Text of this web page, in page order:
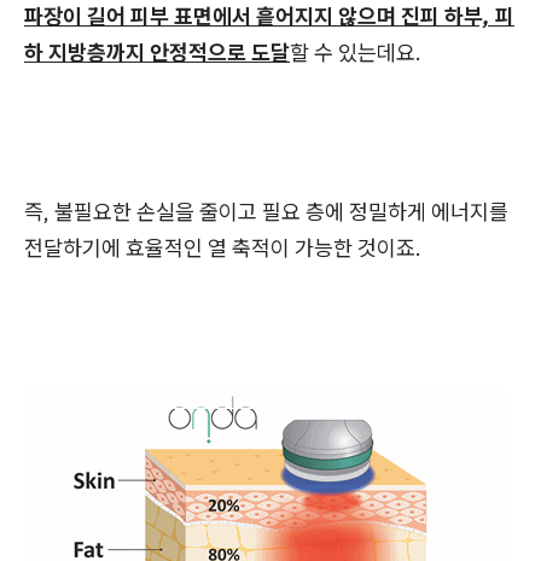
파장이 길어 피부 표면에서 흩어지지 않으며 진피 하부, 피
하 지방층까지 안정적으로 도달할 수 있는데요.
즉, 불필요한 손실을 줄이고 필요 층에 정밀하게 에너지를
전달하기에 효율적인 열 축적이 가능한 것이죠.